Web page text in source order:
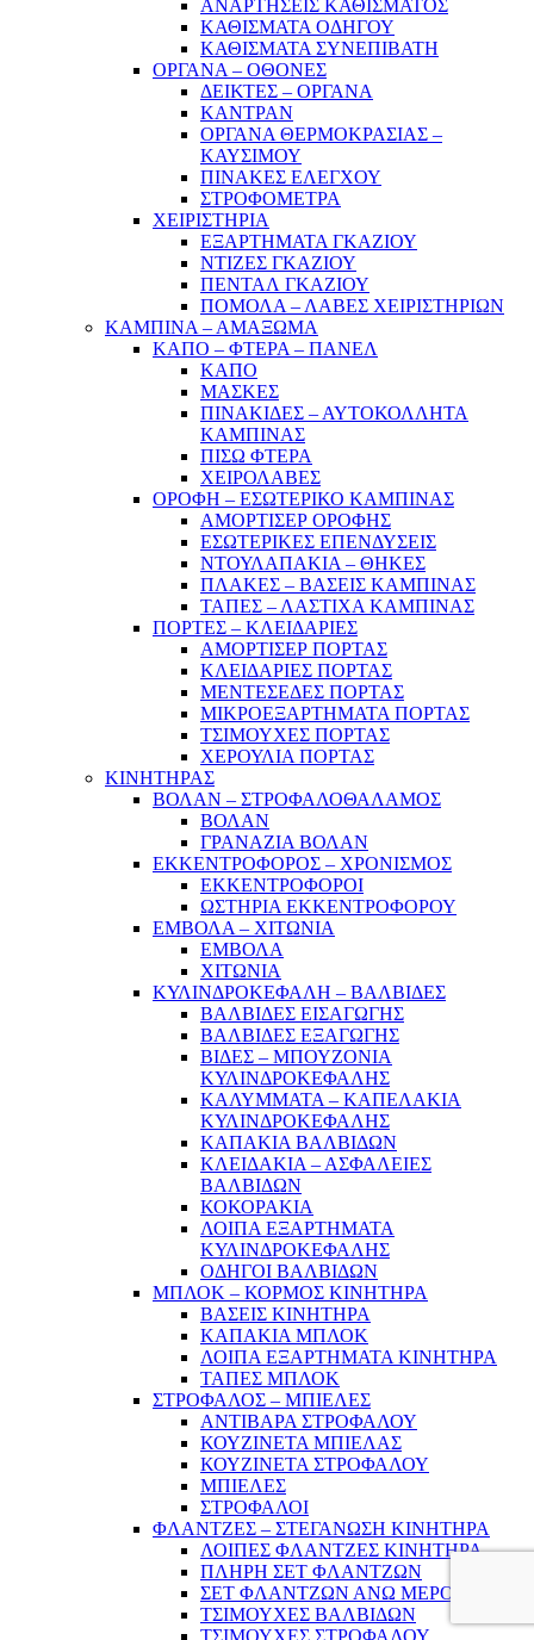
ΑΝΑΡΤΗΣΕΙΣ ΚΑΘΙΣΜΑΤΟΣ
ΚΑΘΙΣΜΑΤΑ ΟΔΗΓΟΥ
ΚΑΘΙΣΜΑΤΑ ΣΥΝΕΠΙΒΑΤΗ
ΟΡΓΑΝΑ – ΟΘΟΝΕΣ
ΔΕΙΚΤΕΣ – ΟΡΓΑΝΑ
ΚΑΝΤΡΑΝ
ΟΡΓΑΝΑ ΘΕΡΜΟΚΡΑΣΙΑΣ –
ΚΑΥΣΙΜΟΥ
ΠΙΝΑΚΕΣ ΕΛΕΓΧΟΥ
ΣΤΡΟΦΟΜΕΤΡΑ
ΧΕΙΡΙΣΤΗΡΙΑ
ΕΞΑΡΤΗΜΑΤΑ ΓΚΑΖΙΟΥ
ΝΤΙΖΕΣ ΓΚΑΖΙΟΥ
ΠΕΝΤΑΛ ΓΚΑΖΙΟΥ
ΠΟΜΟΛΑ – ΛΑΒΕΣ ΧΕΙΡΙΣΤΗΡΙΩΝ
ΚΑΜΠΙΝΑ – ΑΜΑΞΩΜΑ
ΚΑΠΟ – ΦΤΕΡΑ – ΠΑΝΕΛ
ΚΑΠΟ
ΜΑΣΚΕΣ
ΠΙΝΑΚΙΔΕΣ – ΑΥΤΟΚΟΛΛΗΤΑ
ΚΑΜΠΙΝΑΣ
ΠΙΣΩ ΦΤΕΡΑ
ΧΕΙΡΟΛΑΒΕΣ
ΟΡΟΦΗ – ΕΣΩΤΕΡΙΚΟ ΚΑΜΠΙΝΑΣ
ΑΜΟΡΤΙΣΕΡ ΟΡΟΦΗΣ
ΕΣΩΤΕΡΙΚΕΣ ΕΠΕΝΔΥΣΕΙΣ
ΝΤΟΥΛΑΠΑΚΙΑ – ΘΗΚΕΣ
ΠΛΑΚΕΣ – ΒΑΣΕΙΣ ΚΑΜΠΙΝΑΣ
ΤΑΠΕΣ – ΛΑΣΤΙΧΑ ΚΑΜΠΙΝΑΣ
ΠΟΡΤΕΣ – ΚΛΕΙΔΑΡΙΕΣ
ΑΜΟΡΤΙΣΕΡ ΠΟΡΤΑΣ
ΚΛΕΙΔΑΡΙΕΣ ΠΟΡΤΑΣ
ΜΕΝΤΕΣΕΔΕΣ ΠΟΡΤΑΣ
ΜΙΚΡΟΕΞΑΡΤΗΜΑΤΑ ΠΟΡΤΑΣ
ΤΣΙΜΟΥΧΕΣ ΠΟΡΤΑΣ
ΧΕΡΟΥΛΙΑ ΠΟΡΤΑΣ
ΚΙΝΗΤΗΡΑΣ
ΒΟΛΑΝ – ΣΤΡΟΦΑΛΟΘΑΛΑΜΟΣ
ΒΟΛΑΝ
ΓΡΑΝΑΖΙΑ ΒΟΛΑΝ
ΕΚΚΕΝΤΡΟΦΟΡΟΣ – ΧΡΟΝΙΣΜΟΣ
ΕΚΚΕΝΤΡΟΦΟΡΟΙ
ΩΣΤΗΡΙΑ ΕΚΚΕΝΤΡΟΦΟΡΟΥ
ΕΜΒΟΛΑ – ΧΙΤΩΝΙΑ
ΕΜΒΟΛΑ
ΧΙΤΩΝΙΑ
ΚΥΛΙΝΔΡΟΚΕΦΑΛΗ – ΒΑΛΒΙΔΕΣ
ΒΑΛΒΙΔΕΣ ΕΙΣΑΓΩΓΗΣ
ΒΑΛΒΙΔΕΣ ΕΞΑΓΩΓΗΣ
ΒΙΔΕΣ – ΜΠΟΥΖΟΝΙΑ
ΚΥΛΙΝΔΡΟΚΕΦΑΛΗΣ
ΚΑΛΥΜΜΑΤΑ – ΚΑΠΕΛΑΚΙΑ
ΚΥΛΙΝΔΡΟΚΕΦΑΛΗΣ
ΚΑΠΑΚΙΑ ΒΑΛΒΙΔΩΝ
ΚΛΕΙΔΑΚΙΑ – ΑΣΦΑΛΕΙΕΣ
ΒΑΛΒΙΔΩΝ
ΚΟΚΟΡΑΚΙΑ
ΛΟΙΠΑ ΕΞΑΡΤΗΜΑΤΑ
ΚΥΛΙΝΔΡΟΚΕΦΑΛΗΣ
ΟΔΗΓΟΙ ΒΑΛΒΙΔΩΝ
ΜΠΛΟΚ – ΚΟΡΜΟΣ ΚΙΝΗΤΗΡΑ
ΒΑΣΕΙΣ ΚΙΝΗΤΗΡΑ
ΚΑΠΑΚΙΑ ΜΠΛΟΚ
ΛΟΙΠΑ ΕΞΑΡΤΗΜΑΤΑ ΚΙΝΗΤΗΡΑ
ΤΑΠΕΣ ΜΠΛΟΚ
ΣΤΡΟΦΑΛΟΣ – ΜΠΙΕΛΕΣ
ΑΝΤΙΒΑΡΑ ΣΤΡΟΦΑΛΟΥ
ΚΟΥΖΙΝΕΤΑ ΜΠΙΕΛΑΣ
ΚΟΥΖΙΝΕΤΑ ΣΤΡΟΦΑΛΟΥ
ΜΠΙΕΛΕΣ
ΣΤΡΟΦΑΛΟΙ
ΦΛΑΝΤΖΕΣ – ΣΤΕΓΑΝΩΣΗ ΚΙΝΗΤΗΡΑ
ΛΟΙΠΕΣ ΦΛΑΝΤΖΕΣ ΚΙΝΗΤΗΡΑ
ΠΛΗΡΗ ΣΕΤ ΦΛΑΝΤΖΩΝ
ΣΕΤ ΦΛΑΝΤΖΩΝ ΑΝΩ ΜΕΡΟΥΣ
ΤΣΙΜΟΥΧΕΣ ΒΑΛΒΙΔΩΝ
ΤΣΙΜΟΥΧΕΣ ΣΤΡΟΦΑΛΟΥ